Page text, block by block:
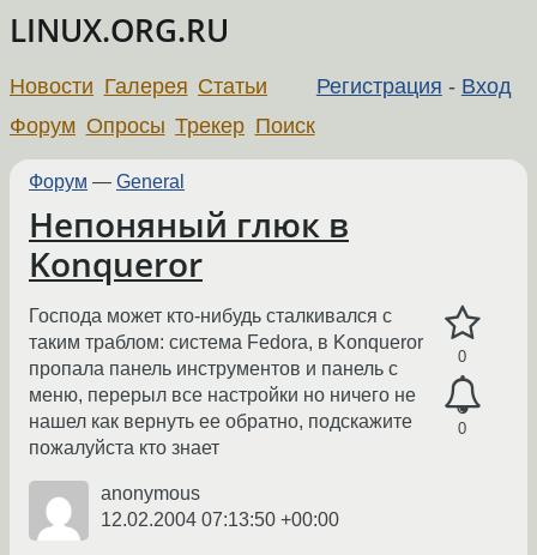
LINUX.ORG.RU
Регистрация - Вход
Новости Галерея Статьи
Форум Опросы Трекер Поиск
Форум — General
Непоняный глюк в
Konqueror
0
0
Господа может кто-нибудь сталкивался с
таким траблом: система Fedora, в Konqueror
пропала панель инструментов и панель с
меню, перерыл все настройки но ничего не
нашел как вернуть ее обратно, подскажите
пожалуйста кто знает
anonymous
12.02.2004 07:13:50 +00:00